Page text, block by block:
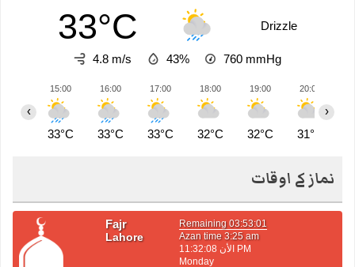
33°C Drizzle
4.8 m/s 43% 760 mmHg
15:00
33°C
16:00
33°C
17:00
33°C
18:00
32°C
19:00
32°C
20:00
31°C
‹ ›
نماز کے اوقات